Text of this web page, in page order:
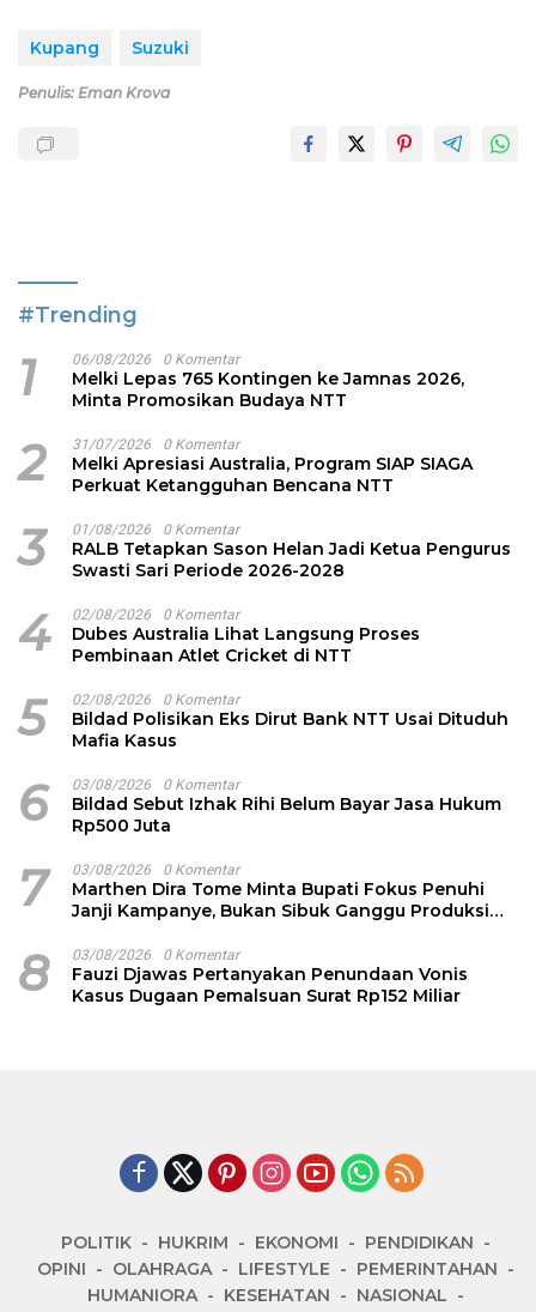
Kupang Suzuki
Penulis: Eman Krova
#Trending
1 06/08/2026 0 Komentar
Melki Lepas 765 Kontingen ke Jamnas 2026,
Minta Promosikan Budaya NTT
2 31/07/2026 0 Komentar
Melki Apresiasi Australia, Program SIAP SIAGA
Perkuat Ketangguhan Bencana NTT
3 01/08/2026 0 Komentar
RALB Tetapkan Sason Helan Jadi Ketua Pengurus
Swasti Sari Periode 2026-2028
4 02/08/2026 0 Komentar
Dubes Australia Lihat Langsung Proses
Pembinaan Atlet Cricket di NTT
5 02/08/2026 0 Komentar
Bildad Polisikan Eks Dirut Bank NTT Usai Dituduh
Mafia Kasus
6 03/08/2026 0 Komentar
Bildad Sebut Izhak Rihi Belum Bayar Jasa Hukum
Rp500 Juta
7 03/08/2026 0 Komentar
Marthen Dira Tome Minta Bupati Fokus Penuhi
Janji Kampanye, Bukan Sibuk Ganggu Produksi
8 03/08/2026 0 Komentar
Fauzi Djawas Pertanyakan Penundaan Vonis
Kasus Dugaan Pemalsuan Surat Rp152 Miliar
POLITIK HUKRIM EKONOMI
PENDIDIKAN
OPINI
OLAHRAGA LIFESTYLE
PEMERINTAHAN
HUMANIORA
KESEHATAN
NASIONAL